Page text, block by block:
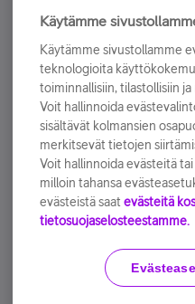
Tilaa Telian uutiskirje ja
sähköpostiisi.
Tilaa nyt
Käyttöehdot
Käytämme
Käytämme sivustollamme
teknologioita
toiminnallisiin, tilastollisiin
Voit hallinnoida
sisältävät kolmansien
merkitsevät tietojen
Voit hallinnoida evästeitä
milloin tahansa
evästeistä saat evästeitä
tietosuojaselosteestamme.